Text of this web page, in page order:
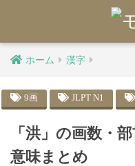
ホーム 漢字
9画 JLPT N1
「洪」の画数・
意味まとめ